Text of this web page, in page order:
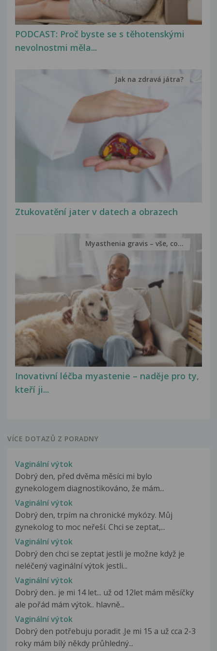
PODCAST: Proč byste se s těhotenskými
nevolnostmi měla...
Ztukovatění jater v datech a obrazech
Jak na zdravá játra?
Inovativní léčba myastenie – naděje pro ty,
kteří ji...
Myasthenia gravis – vše, co...
VÍCE DOTAZŮ Z PORADNY
Vaginální výtok
Dobrý den, před dvěma měsíci mi bylo
gynekologem diagnostikováno, že mám...
Vaginální výtok
Dobrý den, trpím na chronické mykózy. Můj
gynekolog to moc neřeší. Chci se zeptat,...
Vaginální výtok
Dobrý den chci se zeptat jestli je možne když je
neléčený vaginální výtok jestli...
Vaginální výtok
Dobrý den.. je mi 14 let... už od 12let mám měsíčky
ale pořád mám výtok.. hlavně...
Vaginální výtok
Dobrý den potřebuju poradit .Je mi 15 a už cca 2-3
roky mám bílý někdy průhledný...